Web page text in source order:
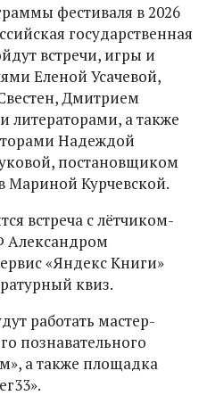
фестиваля в 2026
государственная
встречи, игры и
Еленой Усачевой,
Дмитрием
а также
Надеждой
постановщиком
Курчевской.
встреча с лётчиком-
Александром
«Яндекс Книги»
квиз.
работать мастер-
познавательного
а также площадка